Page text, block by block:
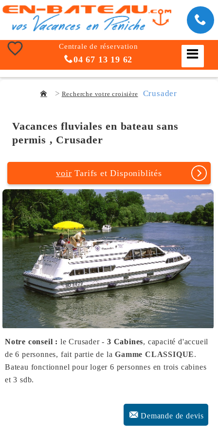
Centrale de réservation
04 67 13 19 62
Recherche votre croisière Crusader
Vacances fluviales en bateau sans
permis , Crusader
voir Tarifs et Disponiblités
Notre conseil : le Crusader -3 Cabines, capacité d'accueil
de 6 personnes, fait partie de laGamme CLASSIQUE.
Bateau fonctionnel pour loger 6 personnes en trois cabines
et 3 sdb.
Demande de devis